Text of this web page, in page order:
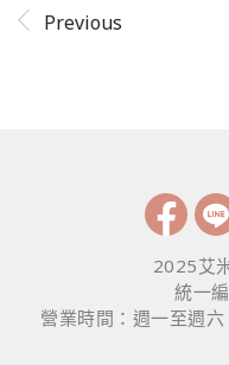
Previous
2025艾
統一
營業時間：週一至週